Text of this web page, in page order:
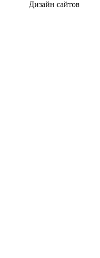
Дизайн сайтов